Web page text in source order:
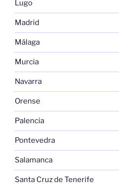
Lugo
Madrid
Málaga
Murcia
Navarra
Orense
Palencia
Pontevedra
Salamanca
Santa Cruz de Tenerife